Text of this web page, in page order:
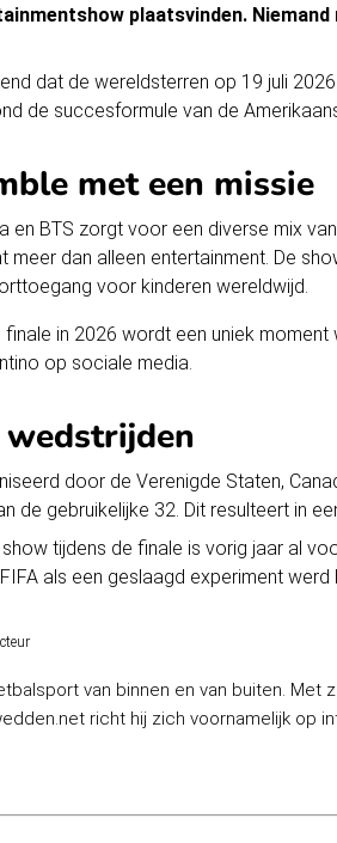
plaatsvinden.
dat de wereldsterren op 19 juli
de succesformule van de
met een missie
en BTS zorgt voor een diverse mix
meer dan alleen entertainment. De
voor kinderen wereldwijd.
finale in 2026 wordt een uniek
op sociale media.
door de Verenigde Staten,
de gebruikelijke 32. Dit resulteert in
tijdens de finale is vorig jaar al
als een geslaagd experiment werd
van binnen en van buiten. Met
richt hij zich voornamelijk